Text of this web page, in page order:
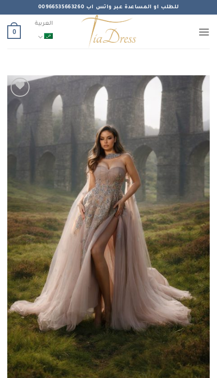
للطلب او المساعدة عبر واتس اب 00966535663260
العربية
0
Add to
wishlist